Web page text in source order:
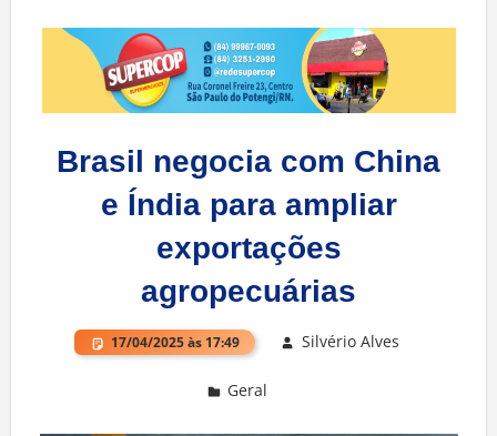
Brasil negocia com China
e Índia para ampliar
exportações
agropecuárias
17/04/2025 às 17:49 Silvério Alves
Geral